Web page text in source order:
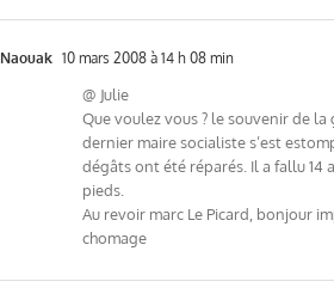
Naouak 10 mars 2008 à 14 h 08 min
@ Julie
Que voulez vous ? le souvenir de
dernier maire socialiste s’est
dégâts ont été réparés. Il a fallu 14
pieds.
Au revoir marc Le Picard, bonjour
chomage